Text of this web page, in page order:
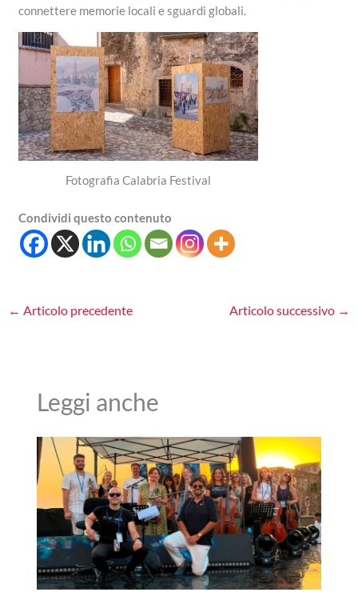
connettere memorie locali e sguardi globali.
Fotografia Calabria Festival
Condividi questo contenuto
← Articolo precedente Articolo successivo →
Leggi anche